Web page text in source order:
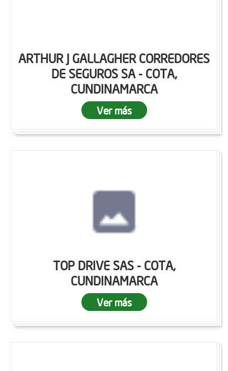
ARTHUR J GALLAGHER CORREDORES
DE SEGUROS SA - COTA,
CUNDINAMARCA
Ver más
TOP DRIVE SAS - COTA,
CUNDINAMARCA
Ver más